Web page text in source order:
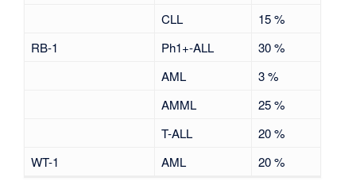
CLL
15 %
RB-1
Ph1+-ALL
30 %
AML
3 %
AMML
25 %
T-ALL
20 %
WT-1
AML 20 %